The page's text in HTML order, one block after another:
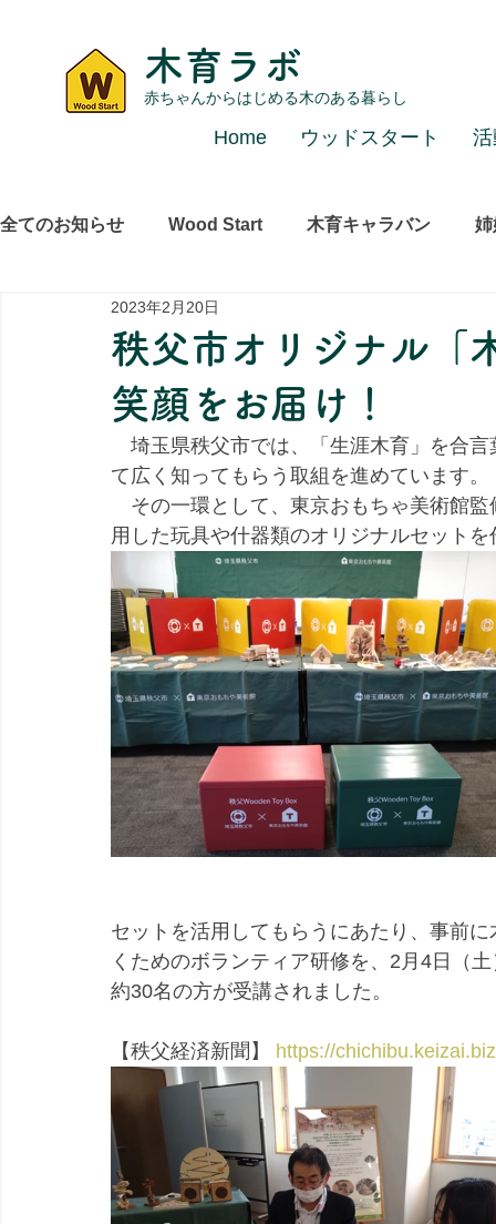
木育ラボ
赤ちゃんからはじめる木のある暮らし
Home ウッドスタート
全てのお知らせ Wood Start 木育キャラバン 姉
レポート その他
秩父市オリジナル「
笑顔をお届け！
2023年2月20日
埼玉県秩父市では、「生涯木育」を合
て広く知ってもらう取組を進めています。
その一環として、東京おもちゃ美術館
用した玩具や什器類のオリジナルセット
セットを活用してもらうにあたり、事前
くためのボランティア研修を、2月4日（
約30名の方が受講されました。
【秩父経済新聞】 https://